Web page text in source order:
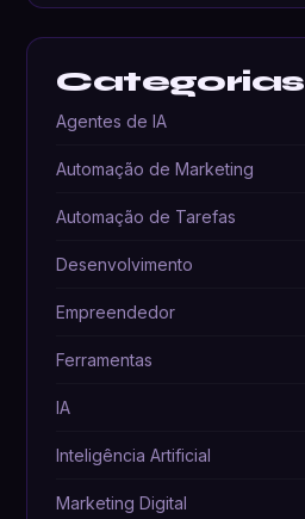
Categorias
Agentes de IA
Automação de Marketing
Automação de Tarefas
Desenvolvimento
Empreendedor
Ferramentas
IA
Inteligência Artificial
Marketing Digital